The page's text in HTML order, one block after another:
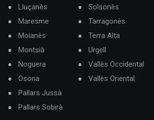
Lluçanès
Maresme
Moianès
Montsià
Noguera
Osona
Pallars Jussà
Pallars Sobirà
Solsonès
Tarragonès
Terra Alta
Urgell
Vallès Occidental
Vallès Oriental